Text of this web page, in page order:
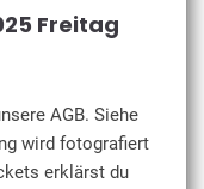
Freitag
AGB. Siehe
wird fotografiert
erklärst du